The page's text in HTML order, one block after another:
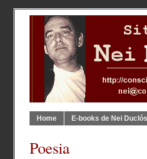
Home E-books de Nei Duclós
Poesia